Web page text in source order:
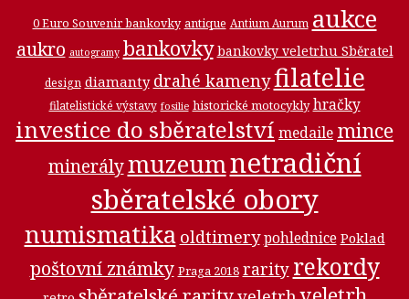
0 Euro Souvenir bankovky antique Antium Aurum aukce
aukro autogramy bankovky bankovky veletrhu Sběratel
design diamanty drahé kamenyfilatelie
filatelistické výstavy fosilie historické motocykly hračky
investice do sběratelství medaile mince
minerálymuzeumnetradiční
sběratelské obory
numismatika oldtimery pohlednice Poklad
poštovní známky Praga 2018 rarity rekordy